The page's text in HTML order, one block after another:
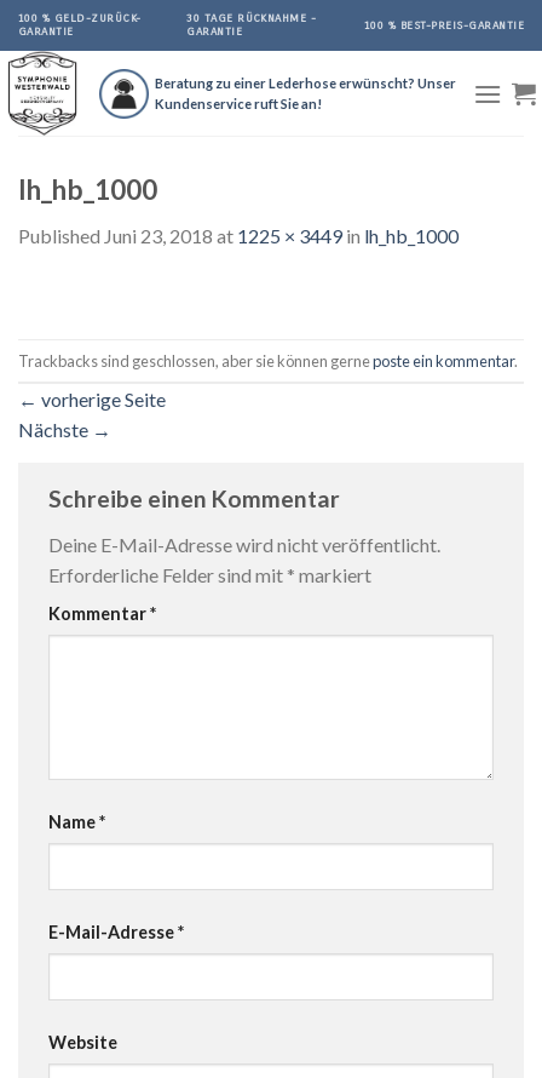
Skip
content
100 % GELD-ZURÜCK-
GARANTIE
30 TAGE RÜCKNAHME -
GARANTIE
100 % BEST-PREIS-GARANTIE
Beratung zu einer Lederhose erwünscht? Unser
Kundenservice ruft Sie an!
lh_hb_1000
Published Juni 23, 2018 at 1225 × 3449in lh_hb_1000
Trackbacks sind geschlossen, aber sie können gerneposte ein kommentar.
← vorherige Seite
Nächste →
Schreibe einen Kommentar
Deine E-Mail-Adresse wird nicht veröffentlicht.
Erforderliche Felder sind mit * markiert
Kommentar*
Name*
E-Mail-Adresse*
Website